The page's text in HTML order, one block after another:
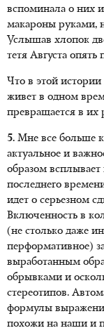
вспоминала о них
макароны руками,
Услышав хлопок
тетя Августа
Что в этой истории
живет в одном
превращается в их
5. Мне все больше
актуальное и
образом всплывает
последнего
идет о серьезном
Включенность в
(не столько даже
перформативное)
выработанным
обрывками и
стереотипов.
формулы
похожи на наши и